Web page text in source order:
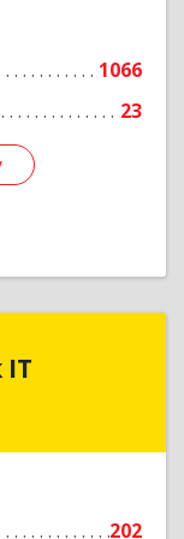
1066
23
202
IT
курорт
Подробнее